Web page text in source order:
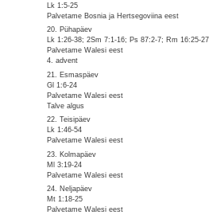
Lk 1:5-25
Palvetame Bosnia ja Hertsegoviina eest
20. Pühapäev
Lk 1:26-38; 2Sm 7:1-16; Ps 87:2-7; Rm 16:25-27
Palvetame Walesi eest
4. advent
21. Esmaspäev
Gl 1:6-24
Palvetame Walesi eest
Talve algus
22. Teisipäev
Lk 1:46-54
Palvetame Walesi eest
23. Kolmapäev
Ml 3:19-24
Palvetame Walesi eest
24. Neljapäev
Mt 1:18-25
Palvetame Walesi eest